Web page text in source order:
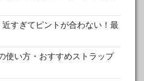
近すぎてピントが合わない！最
使い方・おすすめストラップ